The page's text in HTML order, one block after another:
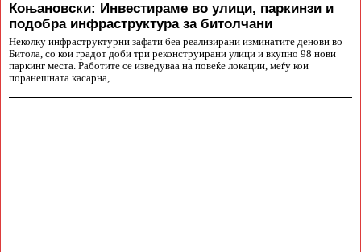
Коњановски: Инвестираме во улици, паркинзи и
подобра инфраструктура за битолчани
Неколку инфраструктурни зафати беа реализирани изминатите денови во
Битола, со кои градот доби три реконструирани улици и вкупно 98 нови
паркинг места. Работите се изведуваа на повеќе локации, меѓу кои
поранешната касарна,